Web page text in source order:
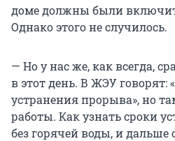
доме должны были
Однако этого не случилось.
— Но у нас же, как всегда,
в этот день. В ЖЭУ говорят:
устранения прорыва», но
работы. Как узнать сроки
без горячей воды, и дальше